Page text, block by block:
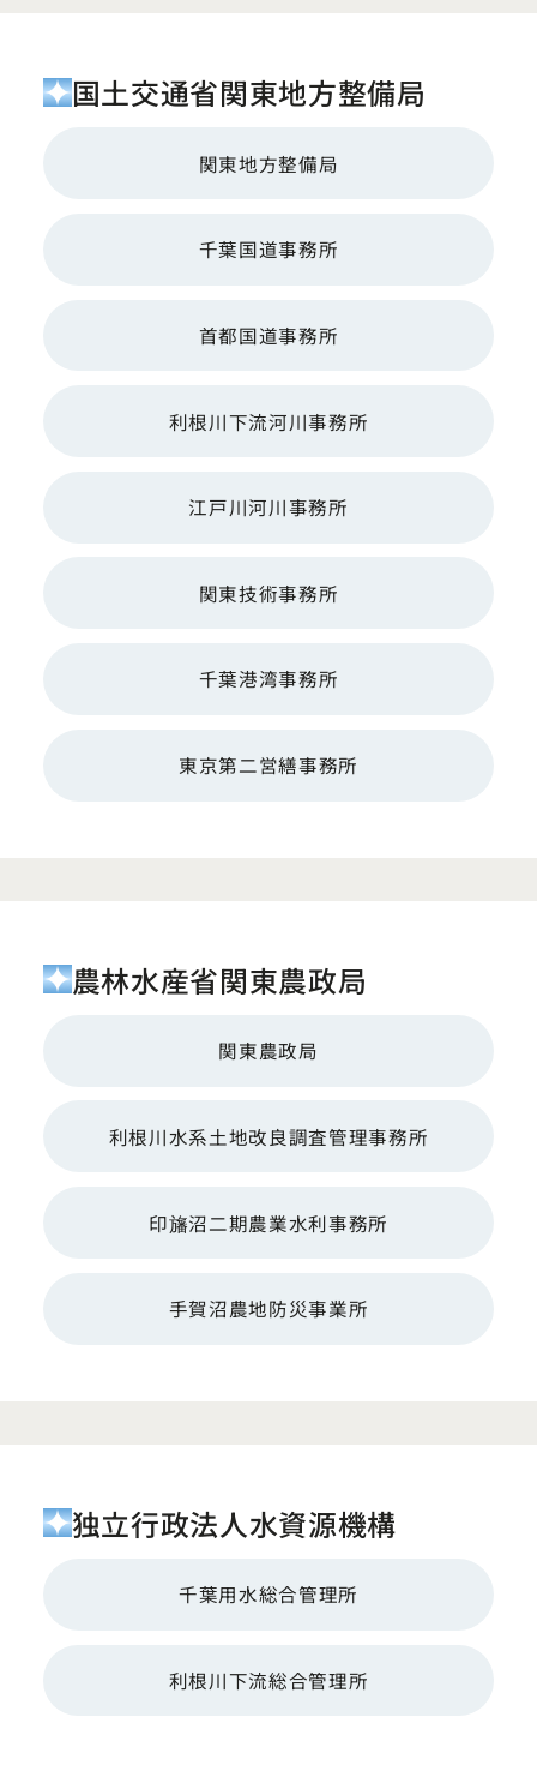
国土交通省関東地方整備局
関東地方整備局
千葉国道事務所
首都国道事務所
利根川下流河川事務所
江戸川河川事務所
関東技術事務所
千葉港湾事務所
東京第二営繕事務所
農林水産省関東農政局
関東農政局
利根川水系土地改良調査管理事務所
印旛沼二期農業水利事務所
手賀沼農地防災事業所
独立行政法人水資源機構
千葉用水総合管理所
利根川下流総合管理所